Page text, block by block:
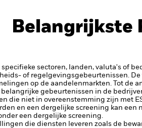
Belangrijkste
sectoren, landen, valuta's of
of regelgevingsgebeurtenissen.
op de aandelenmarkten. Tot de
gebeurtenissen in de
die niet in overeenstemming zijn met
en een dergelijke screening kan
een dergelijke screening.
die diensten leveren zoals de